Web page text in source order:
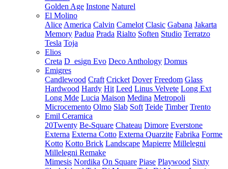
Golden Age Instone Naturel
El Molino
Alice America Calvin Camelot Clasic Gabana Jakarta
Memory Padua Prada Rialto Soften Studio Terratzo
Tesla Toja
Elios
Creta D_esign Evo Deco Anthology Domus
Emigres
Candlewood Craft Cricket Dover Freedom Glass
Hardwood Hardy Hit Leed Linus Velvete Long Ext
Long Mde Lucia Maison Medina Metropoli
Microcemento Olmo Slab Soft Teide Timber Trento
Emil Ceramica
20Twenty Be-Square Chateau Dimore Everstone
Externa Externa Cotto Externa Quarzite Fabrika Forme
Kotto Kotto Brick Landscape Mapierre Millelegni
Millelegni Remake
Mimesis Nordika On Square Piase Playwood Sixty